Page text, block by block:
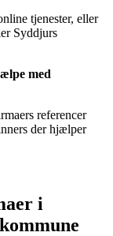
tjenester, eller
Syddjurs
med
referencer
der hjælper
i